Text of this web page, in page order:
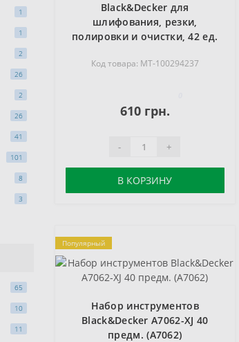
1
1
2
26
2
26
41
101
8
3
65
10
11
Black&Decker для
шлифования, резки,
полировки и очистки, 42 ед.
Код товара: MT-100294237
610 грн.
- +
В КОРЗИНУ
Популярный
Набор инструментов
Black&Decker A7062-XJ 40
предм. (A7062)